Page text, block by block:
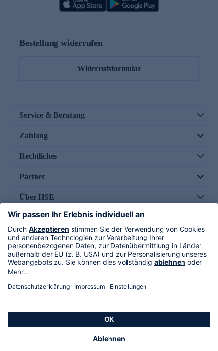
Bestellung widerrufen
Widerrufsformular
Service & Beratung
Zahlung
Rechtliches
Partner
Über HSE
Im TV
HSE International